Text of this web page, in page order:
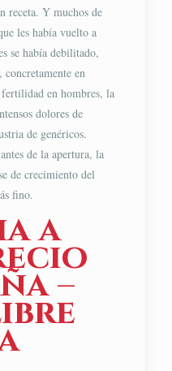
receta. Y muchos de
les había vuelto a
se había debilitado,
en
fertilidad en hombres, la
dolores de
de genéricos.
de la apertura, la
de crecimiento del
fino.
a
–